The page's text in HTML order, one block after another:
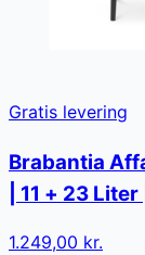
Gratis levering
Brabantia
| 11 + 23
1.249,00 kr.